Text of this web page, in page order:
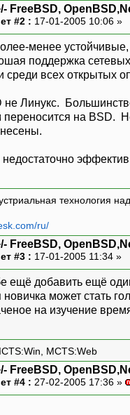
FreeBSD,
#2 : 17-01-2005 10:06 »
менее
поддержка
среди всех открытых
не Линукс.
переносится на BSD.
технология
ru/
FreeBSD,
#3 : 17-01-2005 11:34 »
ещё добавить ещё
новичка может стать
на изучение
MCTS:Web
FreeBSD,
#4 : 27-02-2005 17:36 »